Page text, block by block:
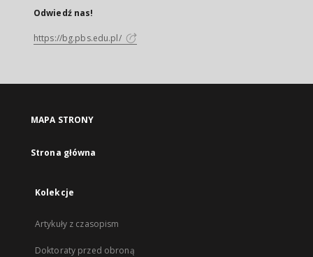
Odwiedź nas!
https://bg.pbs.edu.pl/
MAPA STRONY
Strona główna
Kolekcje
Artykuły z czasopism
Doktoraty przed obroną